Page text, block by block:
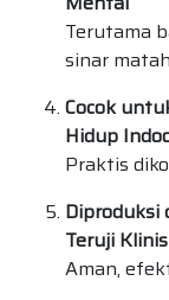
Terutama
sinar
Cocok
Hidup
Praktis
Diproduksi
Teruji Klinis
Aman,